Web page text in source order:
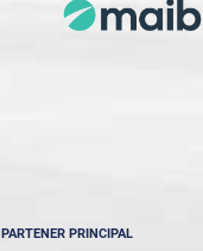
PARTENER PRINCIPAL